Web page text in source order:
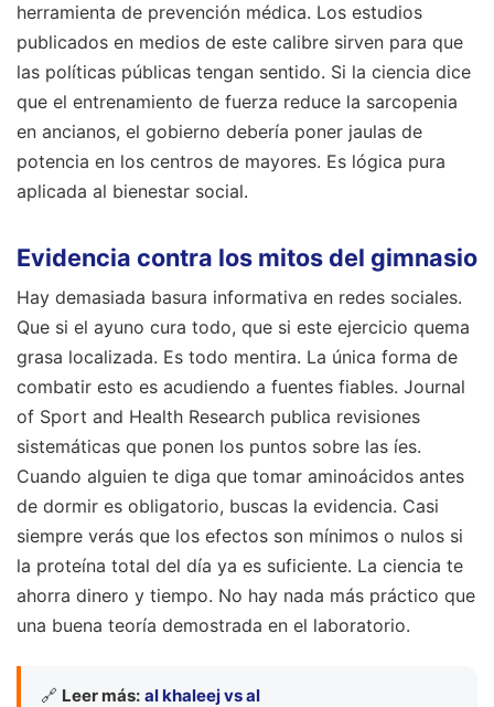
herramienta de prevención médica. Los estudios
publicados en medios de este calibre sirven para que
las políticas públicas tengan sentido. Si la ciencia dice
que el entrenamiento de fuerza reduce la sarcopenia
en ancianos, el gobierno debería poner jaulas de
potencia en los centros de mayores. Es lógica pura
aplicada al bienestar social.
Evidencia contra los mitos del gimnasio
Hay demasiada basura informativa en redes sociales.
Que si el ayuno cura todo, que si este ejercicio quema
grasa localizada. Es todo mentira. La única forma de
combatir esto es acudiendo a fuentes fiables. Journal
of Sport and Health Research publica revisiones
sistemáticas que ponen los puntos sobre las íes.
Cuando alguien te diga que tomar aminoácidos antes
de dormir es obligatorio, buscas la evidencia. Casi
siempre verás que los efectos son mínimos o nulos si
la proteína total del día ya es suficiente. La ciencia te
ahorra dinero y tiempo. No hay nada más práctico que
una buena teoría demostrada en el laboratorio.
🔗 Leer más: al khaleej vs al